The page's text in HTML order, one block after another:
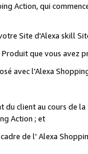
Action, qui
Site d'Alexa skill
que vous avez
avec l'Alexa
client au cours de
Action ; et
de l' Alexa